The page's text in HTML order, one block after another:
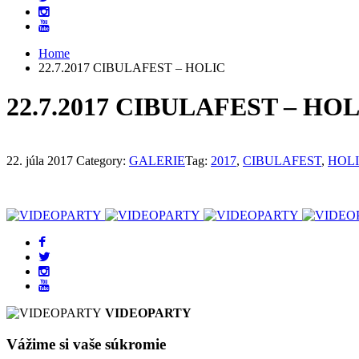
Home
22.7.2017 CIBULAFEST – HOLIC
22.7.2017 CIBULAFEST –
22. júla 2017 Category: GALERIETag: 2017, CIBULAFEST,
VIDEOPARTY
Vážime si vaše súkromie